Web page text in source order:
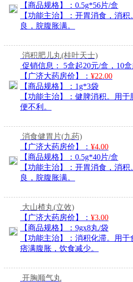
【商品规格】： 0.5g*56片/盒
【功能主治】： 开胃消食，消积
良，脘腹胀满。
消积肥儿丸(桂叶天士)
促销信息：
5盒起20元/盒，10盒
【广济大药房价】： ¥22.00
【商品规格】： 1g*3袋
【功能主治】： 健脾消积。用于
便不利。
消食健胃片(九药)
【广济大药房价】： ¥4.00
【商品规格】： 0.5g*40片/盒
【功能主治】： 开胃消食，消积
良，脘腹胀满。
大山楂丸(立效)
【广济大药房价】： ¥3.00
【商品规格】： 9gx8丸/袋
【功能主治】： 消积化滞。用于
痞满腹胀，饮食减少。
开胸顺气丸